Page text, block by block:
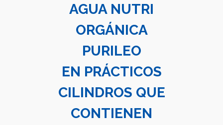
AGUA NUTRI
ORGÁNICA
PURILEO
EN PRÁCTICOS
CILINDROS QUE
CONTIENEN